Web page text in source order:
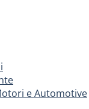
e Automotive